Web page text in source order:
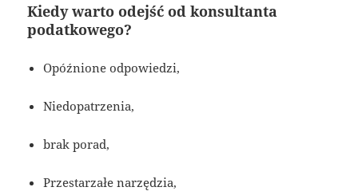
Kiedy warto odejść od konsultanta
podatkowego?
Opóźnione odpowiedzi,
Niedopatrzenia,
brak porad,
Przestarzałe narzędzia,